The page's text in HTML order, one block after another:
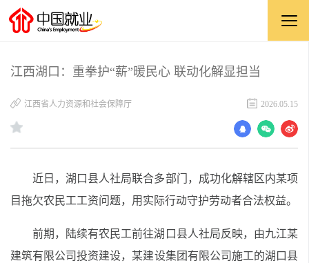
江西湖口：重拳护“薪”暖民心 联动化解显担当
江西省人力资源和社会保障厅 2026.05.15
近日，湖口县人社局联合多部门，成功化解辖区内某项
目拖欠农民工工资问题，用实际行动守护劳动者合法权益。
前期，陆续有农民工前往湖口县人社局反映，由九江某
建筑有限公司投资建设，某建设集团有限公司施工的湖口县